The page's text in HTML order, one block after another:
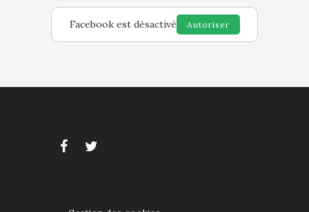
Facebook est désactivé Autoriser